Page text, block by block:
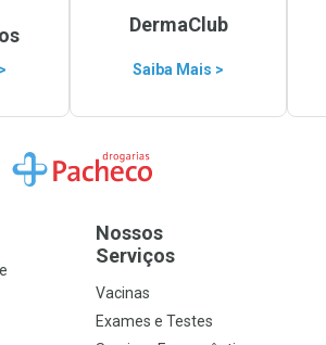
DermaClub
Saiba Mais >
Ir para a Home
Nossos
Serviços
Vacinas
Exames e Testes